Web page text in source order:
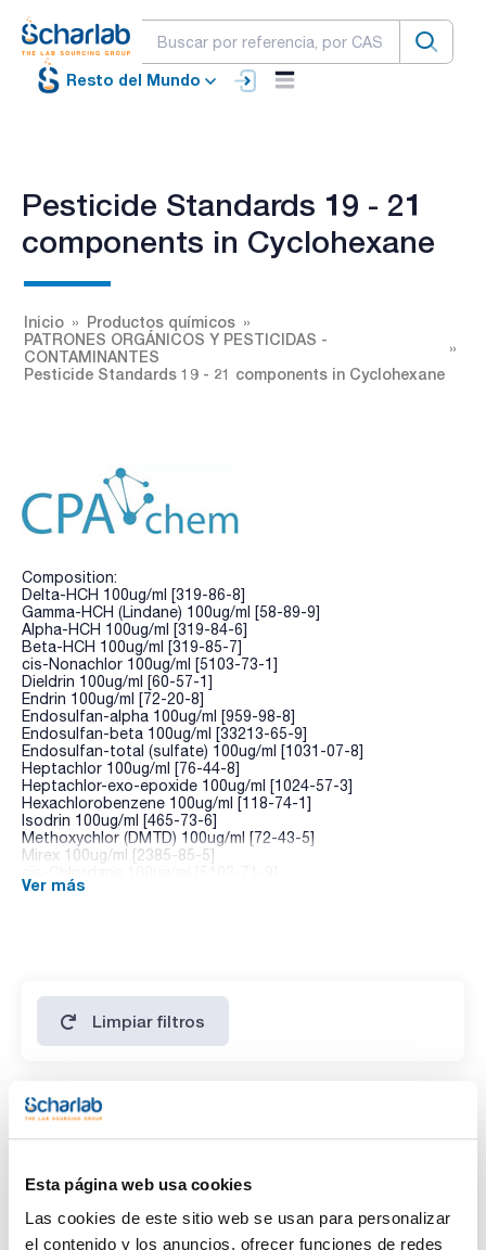
Esta página web usa cookies
Las cookies de este sitio web se usan para personalizar
el contenido y los anuncios, ofrecer funciones de redes
Resto del Mundo
Pesticide Standards 19 - 21
components in Cyclohexane
Inicio
Productos químicos
PATRONES ORGÁNICOS Y PESTICIDAS -
CONTAMINANTES
Pesticide Standards 19 - 21 components in Cyclohexane
Composition:
Delta-HCH 100ug/ml [319-86-8]
Gamma-HCH (Lindane) 100ug/ml [58-89-9]
Alpha-HCH 100ug/ml [319-84-6]
Beta-HCH 100ug/ml [319-85-7]
cis-Nonachlor 100ug/ml [5103-73-1]
Dieldrin 100ug/ml [60-57-1]
Endrin 100ug/ml [72-20-8]
Endosulfan-alpha 100ug/ml [959-98-8]
Endosulfan-beta 100ug/ml [33213-65-9]
Endosulfan-total (sulfate) 100ug/ml [1031-07-8]
Heptachlor 100ug/ml [76-44-8]
Heptachlor-exo-epoxide 100ug/ml [1024-57-3]
Hexachlorobenzene 100ug/ml [118-74-1]
Isodrin 100ug/ml [465-73-6]
Methoxychlor (DMTD) 100ug/ml [72-43-5]
Mirex 100ug/ml [2385-85-5]
trans-Chlordane 100ug/ml [5103-74-2]
Ver más
Limpiar filtros
Características
Cyclohexane(1)
Envase